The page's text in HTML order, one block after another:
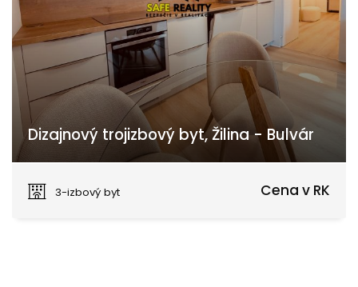
Dizajnový trojizbový byt, Žilina - Bulvár
3-izbový byt
Cena v RK